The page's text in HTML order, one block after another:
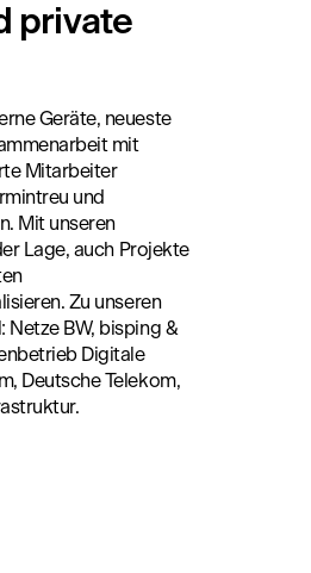
private
Geräte, neueste
mit
Mitarbeiter
und
Mit unseren
Lage, auch Projekte
Zu unseren
Netze BW, bisping &
Digitale
Deutsche Telekom,